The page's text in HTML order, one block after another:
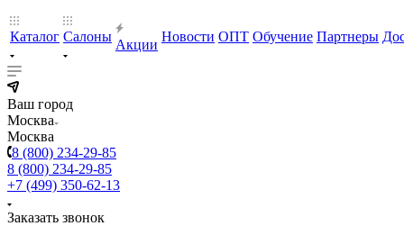
Каталог Салоны
Акции
Новости ОПТ Обучение Партнеры
Ваш город
Москва
Москва
8 (800) 234-29-85
8 (800) 234-29-85
+7 (499) 350-62-13
Заказать звонок